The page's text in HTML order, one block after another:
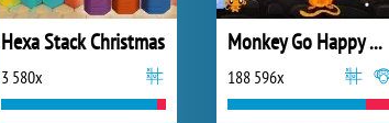
Hexa Stack Christmas
3 580x
Monkey Go Happy Ninjas 3
188 596x